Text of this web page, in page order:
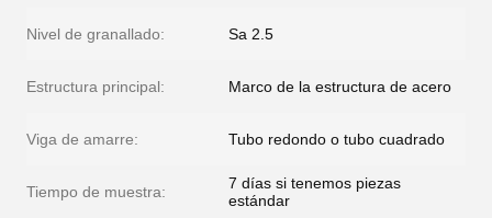
Nivel de granallado: Sa 2.5
Estructura principal: Marco de la estructura de acero
Viga de amarre: Tubo redondo o tubo cuadrado
Tiempo de muestra:
7 días si tenemos piezas
estándar